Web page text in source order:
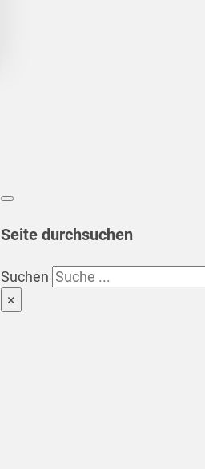
Seite durchsuchen
Suchen
×